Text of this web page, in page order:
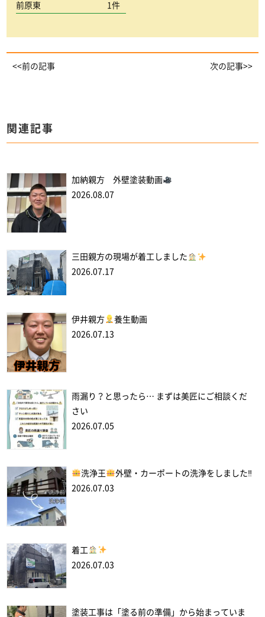
前原東 1件
<<前の記事 次の記事>>
関連記事
加納親方 外壁塗装動画
2026.08.07
三田親方の現場が着工しました
2026.07.17
伊井親方
養生動画
2026.07.13
雨漏り？と思ったら… まずは美匠にご相談くだ
さい
2026.07.05
洗浄王
外壁・カーポートの洗浄をしました‼
2026.07.03
着工
2026.07.03
塗装工事は「塗る前の準備」から始まっていま